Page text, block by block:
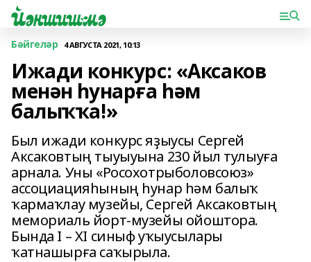
Бәйгеләр 4 АВГУСТА 2021, 10:13
Ижади конкурс: «Аксаков
менән һунарға һәм
балыҡҡа!»
Был ижади конкурс яҙыусы Сергей
Аксаковтың тыуыуына 230 йыл тулыуға
арнала. Уны «Росохотрыболовсоюз»
ассоциацияһының һунар һәм балыҡ
ҡармаҡлау музейы, Сергей Аксаковтың
мемориаль йорт-музейы ойоштора.
Бында I – XI синыф уҡыусылары
ҡатнашырға саҡырыла.